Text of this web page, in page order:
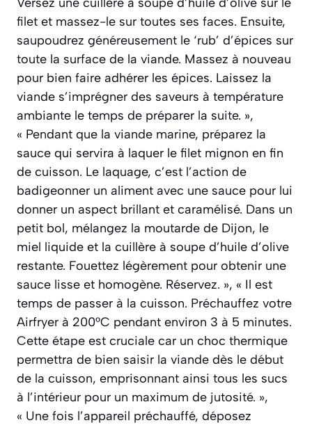
filet et massez-le sur toutes ses faces. Ensuite,
saupoudrez généreusement le ‘rub’ d’épices sur
toute la surface de la viande. Massez à nouveau
pour bien faire adhérer les épices. Laissez la
viande s’imprégner des saveurs à température
ambiante le temps de préparer la suite. »,
« Pendant que la viande marine, préparez la
sauce qui servira à laquer le filet mignon en fin
de cuisson. Le laquage, c’est l’action de
badigeonner un aliment avec une sauce pour lui
donner un aspect brillant et caramélisé. Dans un
petit bol, mélangez la moutarde de Dijon, le
miel liquide et la cuillère à soupe d’huile d’olive
restante. Fouettez légèrement pour obtenir une
sauce lisse et homogène. Réservez. », « Il est
temps de passer à la cuisson. Préchauffez votre
Airfryer à 200°C pendant environ 3 à 5 minutes.
Cette étape est cruciale car un choc thermique
permettra de bien saisir la viande dès le début
de la cuisson, emprisonnant ainsi tous les sucs
à l’intérieur pour un maximum de jutosité. »,
« Une fois l’appareil préchauffé, déposez